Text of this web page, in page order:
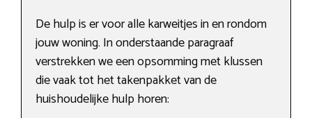
De hulp is er voor alle karweitjes in en rondom
jouw woning. In onderstaande paragraaf
verstrekken we een opsomming met klussen
die vaak tot het takenpakket van de
huishoudelijke hulp horen: